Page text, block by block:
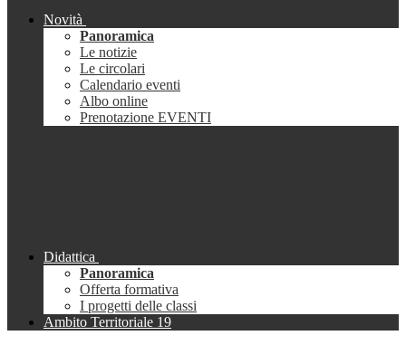
Novità
Panoramica
Le notizie
Le circolari
Calendario eventi
Albo online
Prenotazione EVENTI
Didattica
Panoramica
Offerta formativa
I progetti delle classi
Ambito Territoriale 19